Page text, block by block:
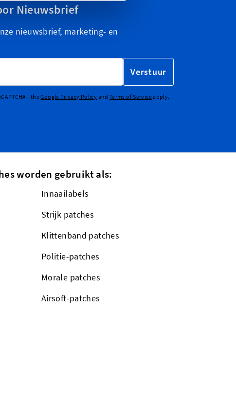
Nieuwsbrief
nieuwsbrief, marketing- en
Verstuur
- theGoogle Privacy Policy and Terms of Serviceapply.
worden gebruikt als:
Innaailabels
Strijk patches
Klittenband patches
Politie-patches
Morale patches
Airsoft-patches